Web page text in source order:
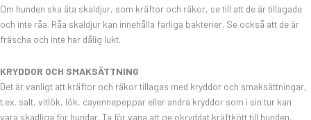
Om hunden ska äta skaldjur, som kräftor och räkor, se till att de är tillagade
och inte råa. Råa skaldjur kan innehålla farliga bakterier. Se också att de är
fräscha och inte har dålig lukt.
KRYDDOR OCH SMAKSÄTTNING
Det är vanligt att kräftor och räkor tillagas med kryddor och smaksättningar,
t.ex. salt, vitlök, lök, cayennepeppar eller andra kryddor som i sin tur kan
vara skadliga för hundar. Ta för vana att ge okryddat kräftkött till hunden.